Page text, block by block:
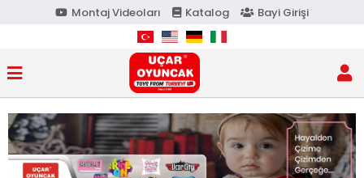
Montaj Videoları Katalog Bayi Girişi